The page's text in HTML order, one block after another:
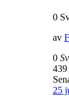
0
av
0
439
25